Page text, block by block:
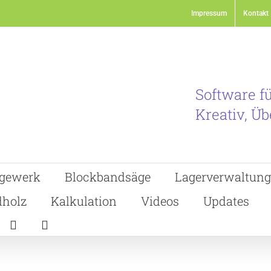
Impressum Kontakt
Software
Kreativ,
Blockbandsäge Lagerverwaltung
Kalkulation Videos Updates